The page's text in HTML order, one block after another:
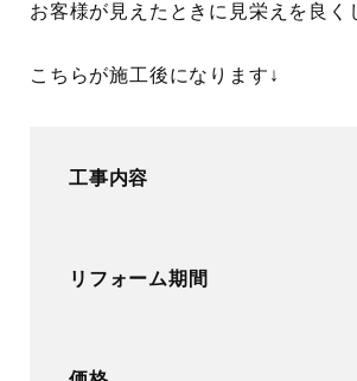
お客様が見えたときに見栄えを良く
こちらが施工後になります↓
工事内容
リフォーム期間